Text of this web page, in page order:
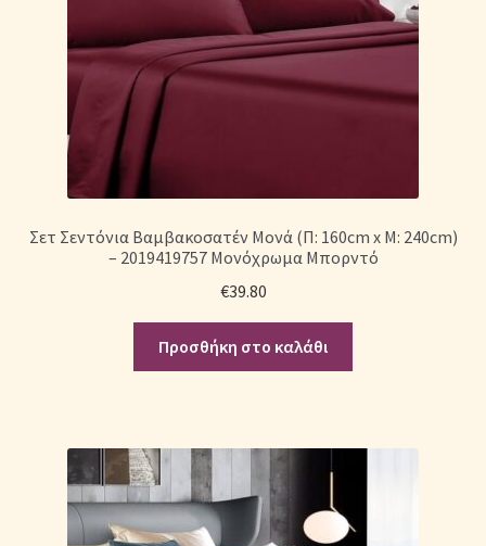
Σετ Σεντόνια Βαμβακοσατέν Μονά (Π: 160cm x Μ: 240cm)
– 2019419757 Μονόχρωμα Μπορντό
€39.80
Προσθήκη στο καλάθι